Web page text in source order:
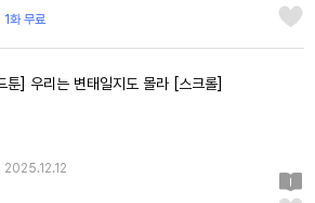
1화 무료
툰] 우리는 변태일지도 몰라 [스크롤]
2025.12.12